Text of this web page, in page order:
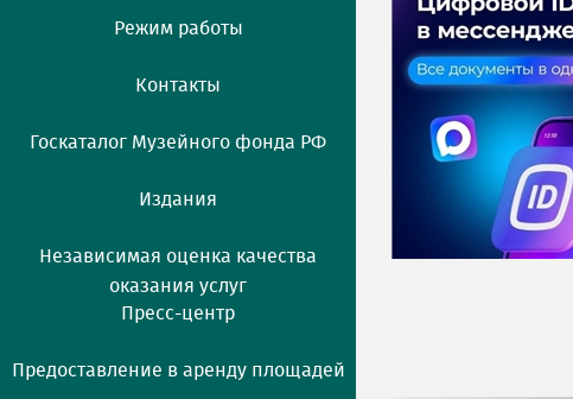
Режим работы
Контакты
Госкаталог Музейного фонда РФ
Издания
Независимая оценка качества
оказания услуг
Пресс-центр
Предоставление в аренду площадей